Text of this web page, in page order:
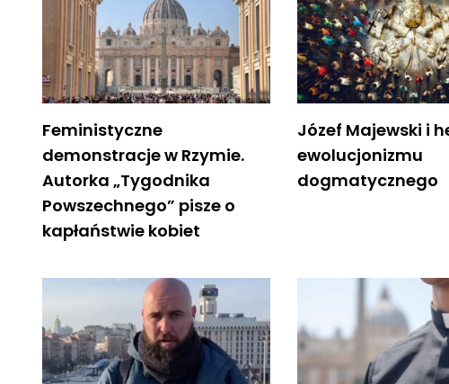
Feministyczne
demonstracje w Rzymie.
Autorka „Tygodnika
Powszechnego” pisze o
kapłaństwie kobiet
Józef Majewski i
ewolucjonizmu
dogmatycznego